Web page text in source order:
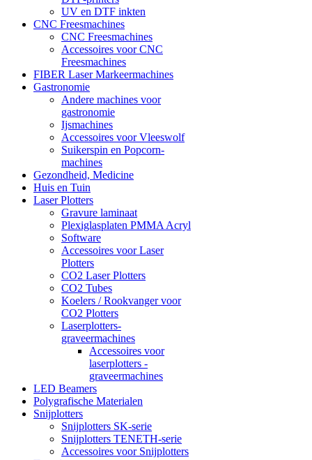
UV en DTF inkten
CNC Freesmachines
CNC Freesmachines
Accessoires voor CNC
Freesmachines
FIBER Laser Markeermachines
Gastronomie
Andere machines voor
gastronomie
Ijsmachines
Accessoires voor Vleeswolf
Suikerspin en Popcorn-
machines
Gezondheid, Medicine
Huis en Tuin
Laser Plotters
Gravure laminaat
Plexiglasplaten PMMA Acryl
Software
Accessoires voor Laser
Plotters
CO2 Laser Plotters
CO2 Tubes
Koelers / Rookvanger voor
CO2 Plotters
Laserplotters-
graveermachines
Accessoires voor
laserplotters -
graveermachines
LED Beamers
Polygrafische Materialen
Snijplotters
Snijplotters SK-serie
Snijplotters TENETH-serie
Accessoires voor Snijplotters